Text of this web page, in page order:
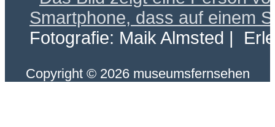
Fotografie: Maik Almsted |
Copyright © 2026 museumsfernsehen